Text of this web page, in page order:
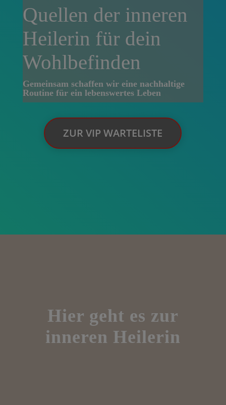
Quellen der inneren
Heilerin für dein
Wohlbefinden
Gemeinsam schaffen wir eine nachhaltige
Routine für ein lebenswertes Leben
ZUR VIP WARTELISTE
Hier geht es zur
inneren Heilerin